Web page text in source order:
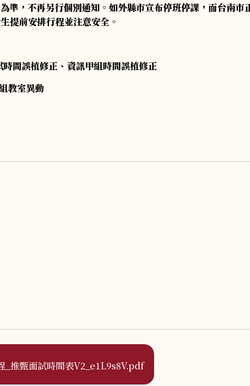
準，不再另行個別通知。如外縣市宣布停班停課，而台南
提前安排行程並注意安全。
間誤植修正、資訊甲組時間誤植修正
教室異動
_推甄面試時間表V2_e1L9s8V.pdf